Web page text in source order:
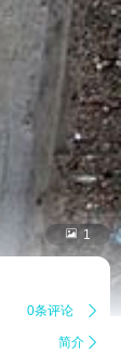
 1
0条评论 
简介 